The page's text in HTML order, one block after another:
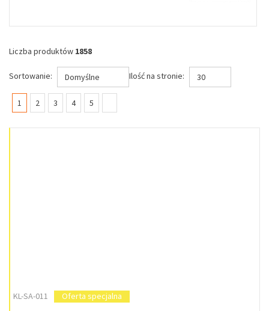
Liczba produktów 1858
Sortowanie: Domyślne Ilość na stronie: 30
1 (current)
2 3 4 5
KL-SA-011
Oferta specjalna